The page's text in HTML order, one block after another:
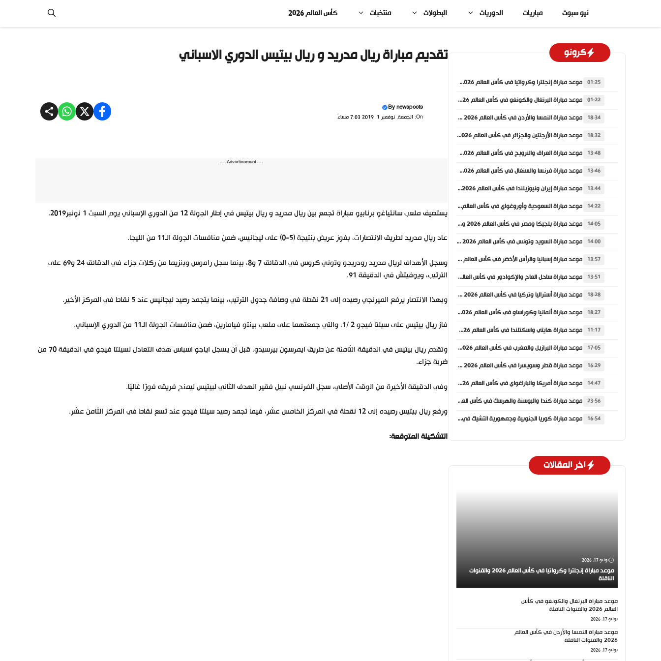
المحتوى
نيو سبوت مباريات الدوريات البطولات منتخبات كأس العالم 2026
تقديم مباراة ريال مدريد و ريال بيتيس الدوري الاسباني
Bynewspoots
On: الجمعة, نوفمبر 1, 2019 7:03 مساءً
---Advertisement---
يستضيف ملعب سانتياغو برنابيو مباراة تجمع بين ريال مدريد و ريال بيتيس في إطار الجولة 12 من الدوري الإسباني يوم السبت 1 نونبر2019.
عاد ريال مدريد لطريق الانتصارات، بفوز عريض بنتيجة (5-0) على ليجانيس، ضمن منافسات الجولة الـ11 من الليجا.
وسجل الأهداف لريال مدريد رودريجو وتوني كروس في الدقائق 7 و8، بينما سجل راموس وبنزيما من ركلات جزاء في الدقائق 24 و69 على
الترتيب، ويوفيتش في الدقيقة 91.
وبهذا الانتصار يرفع الميرنجي رصيده إلى 21 نقطة في وصافة جدول الترتيب، بينما يتجمد رصيد ليجانيس عند 5 نقاط في المركز الأخير.
فاز ريال بيتيس على سيلتا فيجو 2 /1، والتي جمعتهما على ملعب بينتو فيامارين، ضمن منافسات الجولة الـ11 من الدوري الإسباني.
وتقدم ريال بيتيس في الدقيقة الثامنة عن طريق ايمرسون بيرسيدو، قبل أن يسجل اياجو اسباس هدف التعادل لسيلتا فيجو في الدقيقة 70 من
ضربة جزاء.
وفي الدقيقة الأخيرة من الوقت الأصلي، سجل الفرنسي نبيل فقير الهدف الثاني لبيتيس ليمنح فريقه فوزًا غاليًا.
ورفع ريال بيتيس رصيده إلى 12 نقطة في المركز الخامس عشر، فيما تجمد رصيد سيلتا فيجو عند تسع نقاط في المركز الثامن عشر.
التشكيلة المتوقعة:
كرونو
01:25 موعد مباراة إنجلترا وكرواتيا في كأس العالم 2026 والقنوات الناقلة
01:22 موعد مباراة البرتغال والكونغو في كأس العالم 2026 والقنوات الناقلة
18:34 موعد مباراة النمسا والأردن في كأس العالم 2026 والقنوات الناقلة
18:32 موعد مباراة الأرجنتين والجزائر في كأس العالم 2026 والقنوات الناقلة
13:48 موعد مباراة العراق والنرويج في كأس العالم 2026 والقنوات الناقلة
13:46 موعد مباراة فرنسا والسنغال في كأس العالم 2026 والقنوات الناقلة
13:44 موعد مباراة إيران ونيوزيلندا في كأس العالم 2026 والقنوات الناقلة
14:22 موعد مباراة السعودية وأوروغواي في كأس العالم 2026 والقنوات الناقلة
14:05 موعد مباراة بلجيكا ومصر في كأس العالم 2026 والقنوات الناقلة
14:00 موعد مباراة السويد وتونس في كأس العالم 2026 والقنوات الناقلة
13:57 موعد مباراة إسبانيا والرأس الأخضر في كأس العالم 2026 والقنوات الناقلة
13:51 موعد مباراة ساحل العاج والإكوادور في كأس العالم 2026 والقنوات الناقلة
18:28 موعد مباراة أستراليا وتركيا في كأس العالم 2026 والقنوات الناقلة
18:27 موعد مباراة ألمانيا وكوراساو في كأس العالم 2026 والقنوات الناقلة
11:17 موعد مباراة هايتي واسكتلندا في كأس العالم 2026 والقنوات الناقلة
17:05 موعد مباراة البرازيل والمغرب في كأس العالم 2026 والقنوات الناقلة
16:29 موعد مباراة قطر وسويسرا في كأس العالم 2026 والقنوات الناقلة
14:47 موعد مباراة أمريكا والباراغواي في كأس العالم 2026 والقنوات الناقلة
23:56 موعد مباراة كندا والبوسنة والهرسك في كأس العالم 2026 والقنوات الناقلة
16:54 موعد مباراة كوريا الجنوبية وجمهورية التشيك في كأس العالم 2026 والقنوات الناقلة
اخر المقالات
يونيو 17, 2026
موعد مباراة إنجلترا وكرواتيا في كأس العالم 2026 والقنوات
الناقلة
موعد مباراة البرتغال والكونغو في كأس
العالم 2026 والقنوات الناقلة
يونيو 17, 2026
موعد مباراة النمسا والأردن في كأس العالم
2026 والقنوات الناقلة
يونيو 17, 2026